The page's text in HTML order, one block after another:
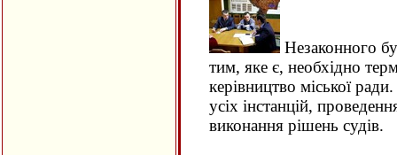
Незаконного
тим, яке є, необхідно
керівництво міської
усіх інстанцій,
виконання рішень судів.